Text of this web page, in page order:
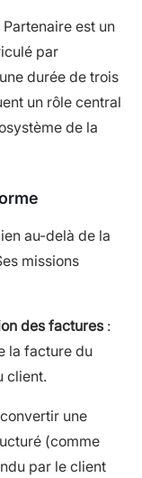
est un
par
durée de trois
un rôle central
de la
au-delà de la
missions
des factures:
la facture du
client.
une
(comme
par le client